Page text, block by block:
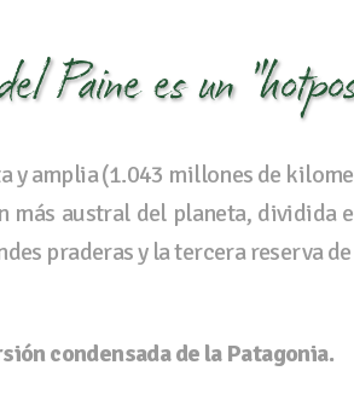
Paine es un
y amplia (1.043 millones de
más austral del planeta, dividida
praderas y la tercera reserva
condensada de la Patagonia.